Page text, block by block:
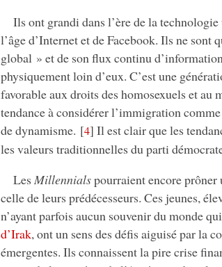
Ils ont grandi dans l’ère de la
l’âge d’Internet et de Facebook. Ils ne sont
global » et de son flux continu
physiquement loin d’eux. C’est une
favorable aux droits des homosexuels et au
tendance à considérer l’immigration
de dynamisme. [4] Il est clair que les
les valeurs traditionnelles du parti
Les Millennialspourraient encore prôner
celle de leurs prédécesseurs. Ces jeunes,
n’ayant parfois aucun souvenir du monde
d’Irak, ont un sens des défis aiguisé par la
émergentes. Ils connaissent la pire crise